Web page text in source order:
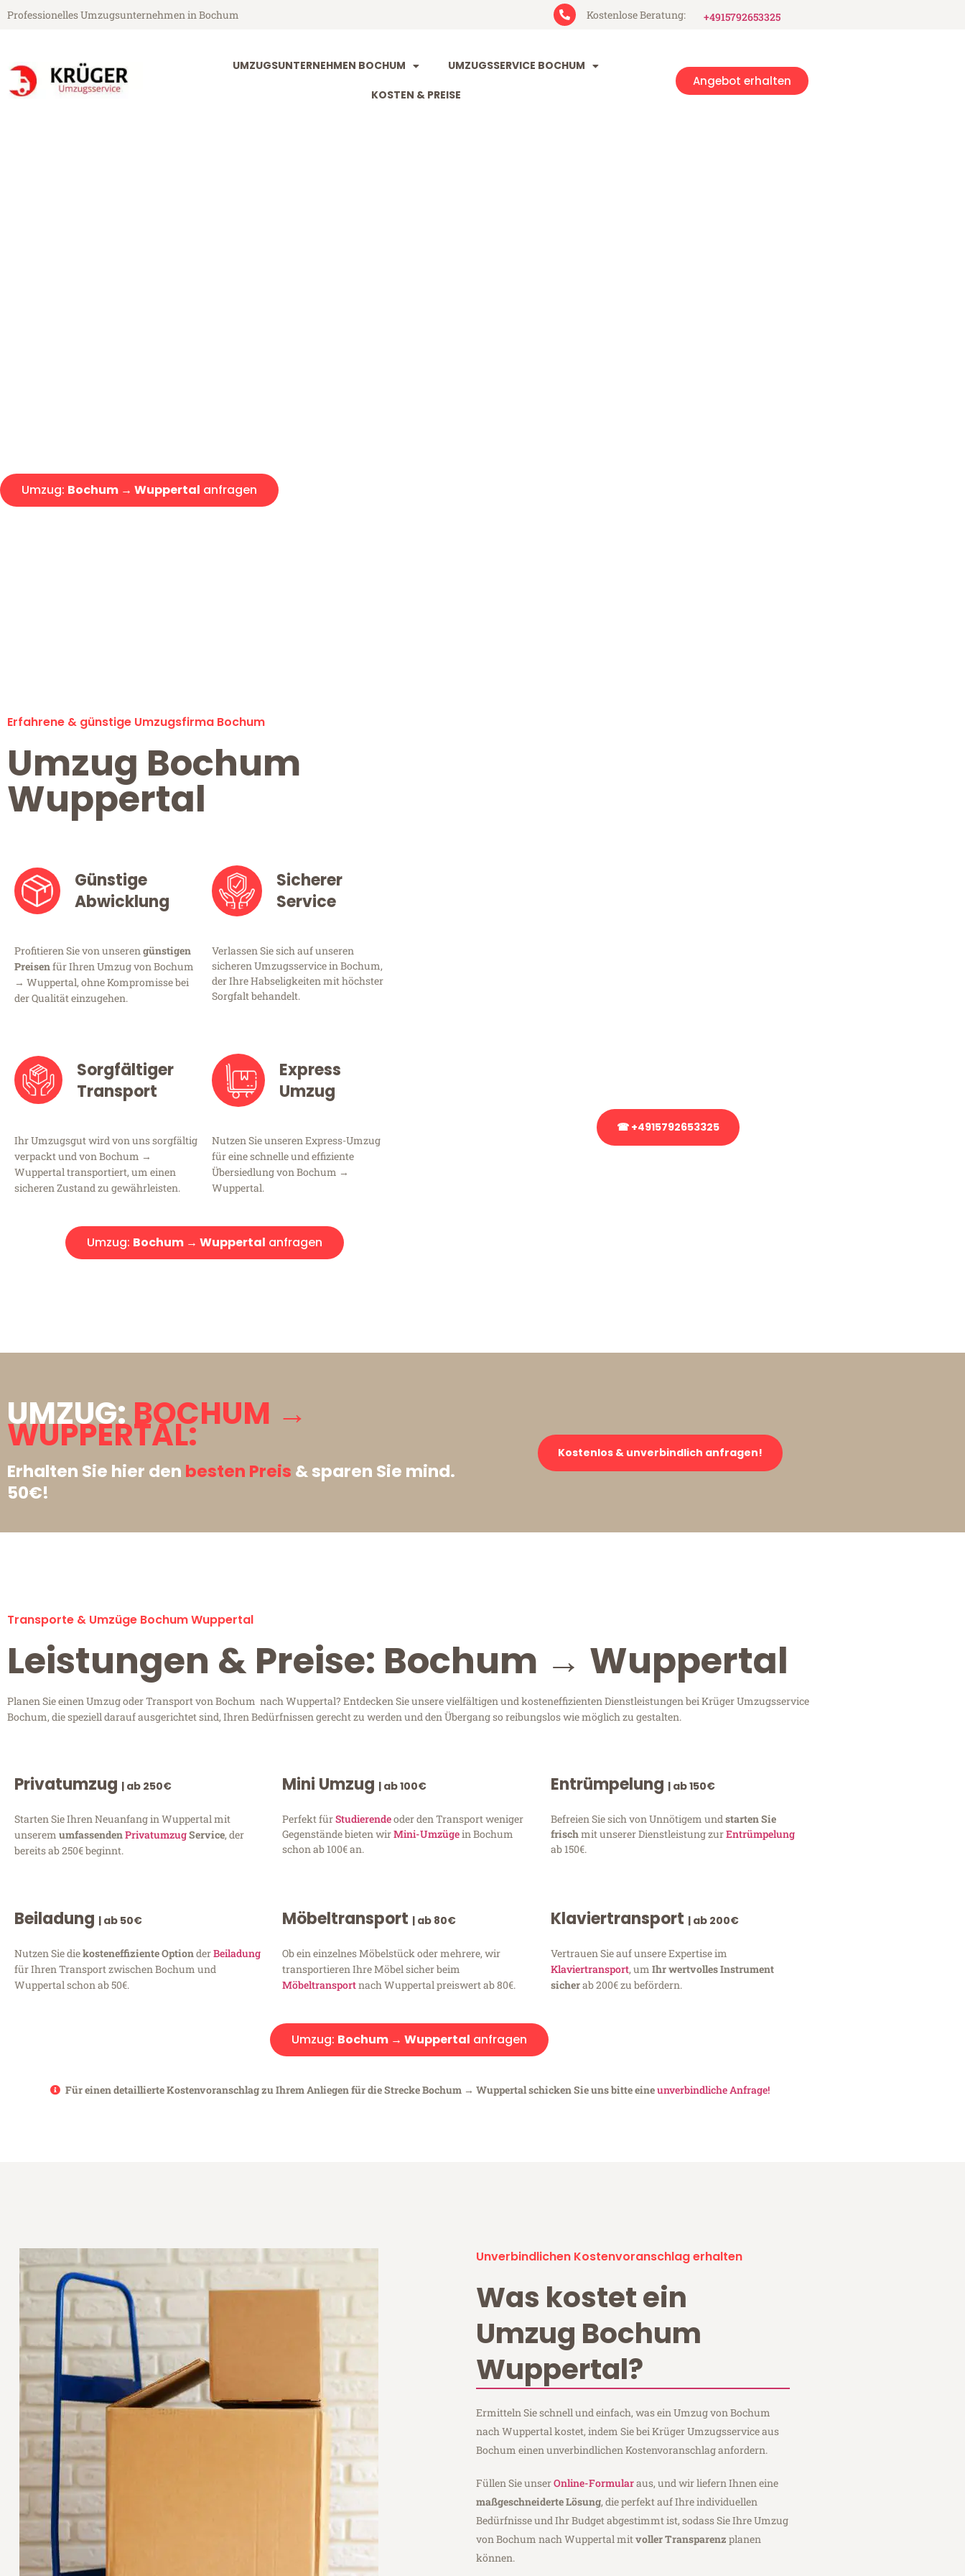
Professionelles Umzugsunternehmen in Bochum Kostenlose Beratung: +4915792653325
UMZUGSUNTERNEHMEN BOCHUM UMZUGSSERVICE BOCHUM
KOSTEN & PREISE
Angebot erhalten
Umzug: Bochum → Wuppertal anfragen
Erfahrene & günstige Umzugsfirma Bochum
Umzug Bochum
Wuppertal
Günstige
Abwicklung
Profitieren Sie von unserengünstigen
Preisenfür Ihren Umzug von Bochum
→ Wuppertal, ohne Kompromisse bei
der Qualität einzugehen.
Sicherer
Service
Verlassen Sie sich auf unseren
sicheren Umzugsservice in Bochum,
der Ihre Habseligkeiten mit höchster
Sorgfalt behandelt.
Sorgfältiger
Transport
Ihr Umzugsgut wird von uns sorgfältig
verpackt und von Bochum →
Wuppertal transportiert, um einen
sicheren Zustand zu gewährleisten.
Express
Umzug
Nutzen Sie unseren Express-Umzug
für eine schnelle und effiziente
Übersiedlung von Bochum →
Wuppertal.
Umzug: Bochum → Wuppertal anfragen
☎ +4915792653325
UMZUG:BOCHUM →
WUPPERTAL:
Erhalten Sie hier den besten Preis & sparen Sie mind.
50€!
Kostenlos & unverbindlich anfragen!
Transporte & Umzüge Bochum Wuppertal
Leistungen & Preise: Bochum → Wuppertal
Planen Sie einen Umzug oder Transport von Bochum nach Wuppertal? Entdecken Sie unsere vielfältigen und kosteneffizienten Dienstleistungen bei Krüger Umzugsservice
Bochum, die speziell darauf ausgerichtet sind, Ihren Bedürfnissen gerecht zu werden und den Übergang so reibungslos wie möglich zu gestalten.
Privatumzug | ab 250€
Starten Sie Ihren Neuanfang in Wuppertal mit
unserem umfassendenPrivatumzugService, der
bereits ab 250€ beginnt.
Mini Umzug | ab 100€
Perfekt fürStudierendeoder den Transport weniger
Gegenstände bieten wirMini-Umzügein Bochum
schon ab 100€ an.
Entrümpelung | ab 150€
Befreien Sie sich von Unnötigem und starten Sie
frischmit unserer Dienstleistung zurEntrümpelung
ab 150€.
Beiladung | ab 50€
Nutzen Sie diekosteneffiziente OptionderBeiladung
für Ihren Transport zwischen Bochum und
Wuppertal schon ab 50€.
Möbeltransport | ab 80€
Ob ein einzelnes Möbelstück oder mehrere, wir
transportieren Ihre Möbel sicher beim
Möbeltransportnach Wuppertal preiswert ab 80€.
Klaviertransport | ab 200€
Vertrauen Sie auf unsere Expertise im
Klaviertransport, um Ihr wertvolles Instrument
sicherab 200€ zu befördern.
Umzug: Bochum → Wuppertal anfragen
Für einen detaillierte Kostenvoranschlag zu Ihrem Anliegen für die Strecke Bochum → Wuppertal schicken Sie uns bitte eineunverbindliche Anfrage!
Unverbindlichen Kostenvoranschlag erhalten
Was kostet ein
Umzug Bochum
Wuppertal?
Ermitteln Sie schnell und einfach, was ein Umzug von Bochum
nach Wuppertal kostet, indem Sie bei Krüger Umzugsservice aus
Bochum einen unverbindlichen Kostenvoranschlag anfordern.
Füllen Sie unserOnline-Formularaus, und wir liefern Ihnen eine
maßgeschneiderte Lösung, die perfekt auf Ihre individuellen
Bedürfnisse und Ihr Budget abgestimmt ist, sodass Sie Ihre Umzug
von Bochum nach Wuppertal mitvoller Transparenz planen
können.